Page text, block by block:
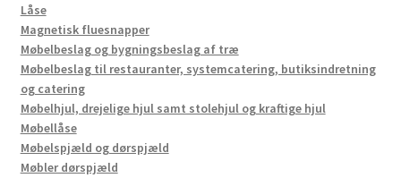
Låse
Magnetisk fluesnapper
Møbelbeslag og bygningsbeslag af træ
Møbelbeslag til restauranter, systemcatering, butiksindretning
og catering
Møbelhjul, drejelige hjul samt stolehjul og kraftige hjul
Møbellåse
Møbelspjæld og dørspjæld
Møbler dørspjæld